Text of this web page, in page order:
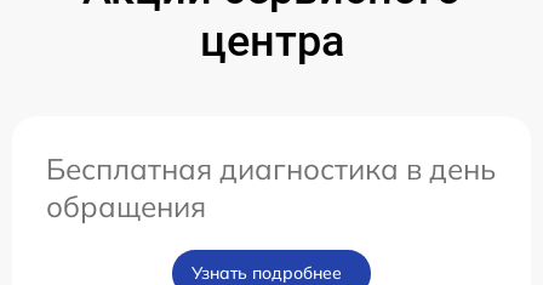
центра
Бесплатная диагностика в день
обращения
Узнать подробнее